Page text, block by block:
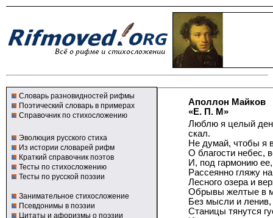
Словарь разновидностей рифмы
Поэтический словарь в примерах
Справочник по стихосложению
Эволюция русского стиха
Из истории словарей рифм
Краткий справочник поэтов
Тесты по стихосложению
Тесты по русской поэзии
Занимательное стихосложение
Псевдонимы в поэзии
Цитаты и афоризмы о поэзии
Аполлон Майков
«Е. П. М»
Люблю я целый
скал.
Не думай, чтобы я
О благости небес,
И, под гармонию
Рассеянно гляжу
Лесного озера и
Обрывы желтые в
Без мысли и
Станицы тянутся